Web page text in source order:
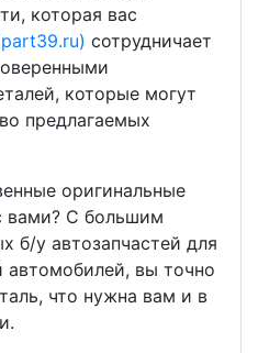
которая вас
сотрудничает
которые могут
предлагаемых
оригинальные
вами? С большим
б/у автозапчастей для
вы точно
что нужна вам и в